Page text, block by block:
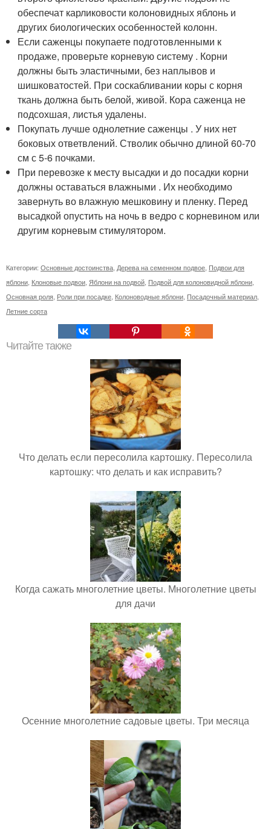
обеспечат карликовости колоновидных яблонь и
других биологических особенностей колонн.
Если саженцы покупаете подготовленными к
продаже, проверьте корневую систему . Корни
должны быть эластичными, без наплывов и
шишковатостей. При соскабливании коры с корня
ткань должна быть белой, живой. Кора саженца не
подсохшая, листья удалены.
Покупать лучше однолетние саженцы . У них нет
боковых ответвлений. Стволик обычно длиной 60-70
см с 5-6 почками.
При перевозке к месту высадки и до посадки корни
должны оставаться влажными . Их необходимо
завернуть во влажную мешковину и пленку. Перед
высадкой опустить на ночь в ведро с корневином или
другим корневым стимулятором.
Категории: Основные достоинства Дерева на семенном подвое Подвои для
яблони Клоновые подвои Яблони на подвой Подвой для колоновидной яблони
Основная роля Роли при посадке Колоноводные яблони Посадочный материал
Летние сорта
Читайте также
Что делать если пересолила картошку. Пересолила
картошку: что делать и как исправить?
Когда сажать многолетние цветы. Многолетние цветы
для дачи
Осенние многолетние садовые цветы. Три месяца